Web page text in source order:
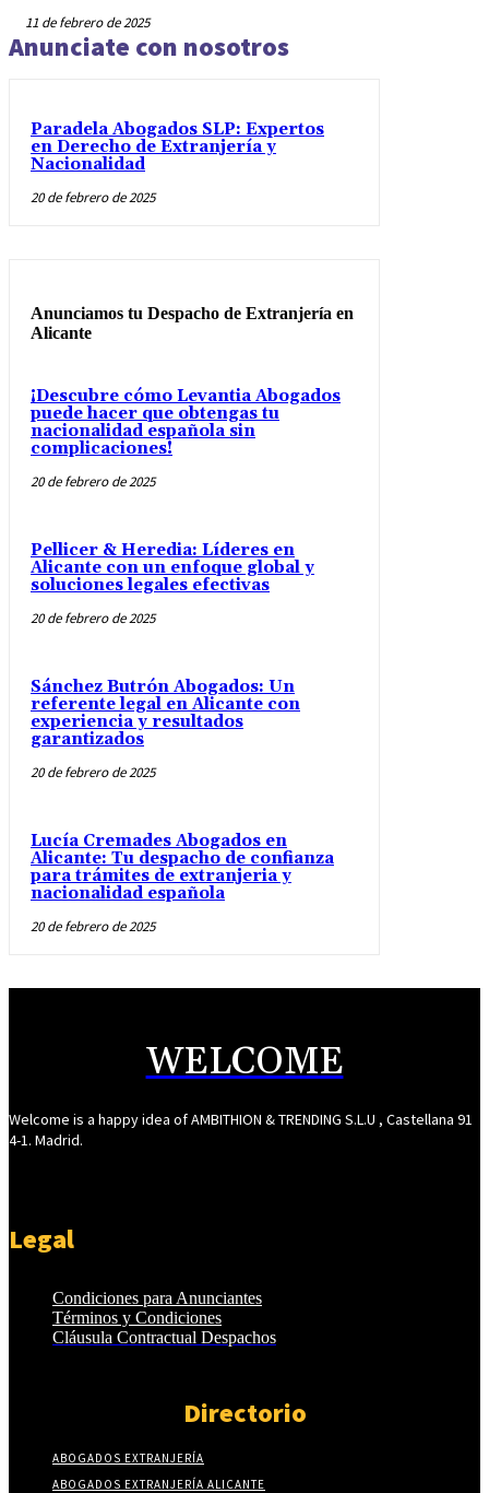
11 de febrero de 2025
Anunciate con nosotros
Paradela Abogados SLP: Expertos
en Derecho de Extranjería y
Nacionalidad
20 de febrero de 2025
Anunciamos tu Despacho de Extranjería en
Alicante
¡Descubre cómo Levantia Abogados
puede hacer que obtengas tu
nacionalidad española sin
complicaciones!
20 de febrero de 2025
Pellicer & Heredia: Líderes en
Alicante con un enfoque global y
soluciones legales efectivas
20 de febrero de 2025
Sánchez Butrón Abogados: Un
referente legal en Alicante con
experiencia y resultados
garantizados
20 de febrero de 2025
Lucía Cremades Abogados en
Alicante: Tu despacho de confianza
para trámites de extranjeria y
nacionalidad española
20 de febrero de 2025
WELCOME
Welcome is a happy idea of AMBITHION & TRENDING S.L.U , Castellana 91
4-1. Madrid.
Legal
Condiciones para Anunciantes
Términos y Condiciones
Cláusula Contractual Despachos
Directorio
ABOGADOS EXTRANJERÍA
ABOGADOS EXTRANJERÍA ALICANTE